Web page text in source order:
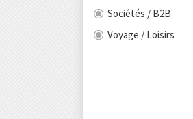
Sociétés / B2B
Voyage / Loisirs